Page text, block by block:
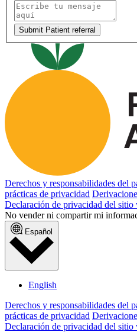
Submit Patient referral
Derechos y responsabilidades del
prácticas de privacidad
Declaración de privacidad del sitio
No vender ni compartir mi
Español
English
Derechos y responsabilidades del
prácticas de privacidad
Declaración de privacidad del sitio